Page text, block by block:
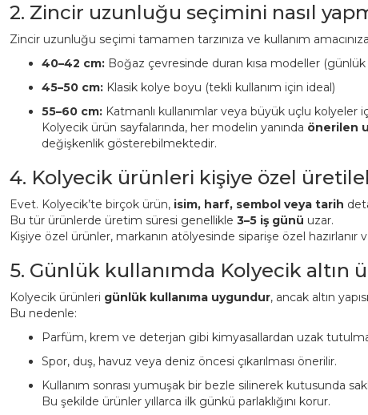
2. Zincir uzunluğu seçimini nasıl
Zincir uzunluğu seçimi tamamen tarzınıza ve kullanım amacınıza
40–42 cm: Boğaz çevresinde duran kısa modeller
45–50 cm: Klasik kolye boyu (tekli kullanım için ideal)
55–60 cm: Katmanlı kullanımlar veya büyük uçlu kolyeler
Kolyecik ürün sayfalarında, her modelin yanında önerilen
değişkenlik gösterebilmektedir.
4. Kolyecik ürünleri kişiye özel
Evet. Kolyecik’te birçok ürün, isim, harf, sembol veya tarih
Bu tür ürünlerde üretim süresi genellikle 3–5 iş günü uzar.
Kişiye özel ürünler, markanın atölyesinde siparişe özel hazırlanır
5. Günlük kullanımda Kolyecik altın
Kolyecik ürünleri günlük kullanıma uygundur, ancak altın
Bu nedenle:
Parfüm, krem ve deterjan gibi kimyasallardan uzak
Spor, duş, havuz veya deniz öncesi çıkarılması önerilir.
Kullanım sonrası yumuşak bir bezle silinerek kutusunda
Bu şekilde ürünler yıllarca ilk günkü parlaklığını korur.